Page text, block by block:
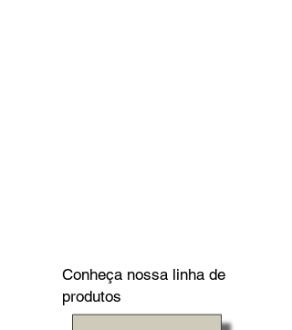
Conheça nossa linha de
produtos